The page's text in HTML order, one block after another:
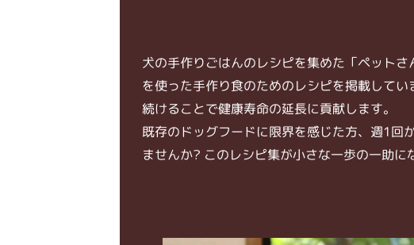
犬の手作りごはんのレシピを集めた「ペット
を使った手作り食のためのレシピを掲載して
続けることで健康寿命の延長に貢献します。
既存のドッグフードに限界を感じた方、週1回
ませんか? このレシピ集が小さな一歩の一助に